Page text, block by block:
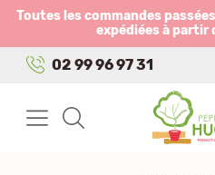
Toutes les commandes
expédiées à partir
02 99 96 97 31
Panneau de gestion des cookies